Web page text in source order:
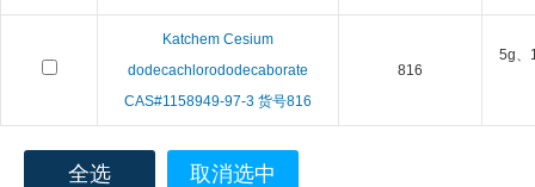
Katchem Cesium
dodecachlorododecaborate
CAS#1158949-97-3 货号816
816
5g、
全选 取消选中